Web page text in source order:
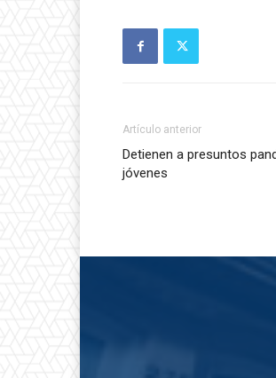
Artículo anterior
Detienen a presuntos
jóvenes